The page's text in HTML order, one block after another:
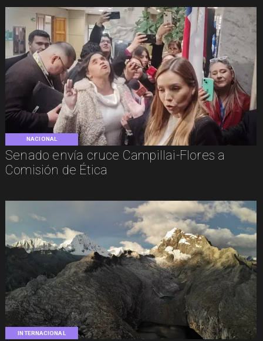
NACIONAL
Senado envía cruce Campillai-Flores a
Comisión de Ética
INTERNACIONAL